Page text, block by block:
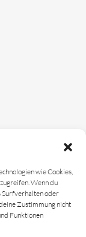
wie Cookies,
Wenn du
Surfverhalten oder
Zustimmung nicht
Funktionen